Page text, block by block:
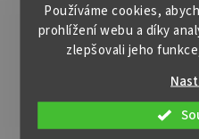
Používáme cookies,
prohlížení webu a díky
zlepšovali jeho